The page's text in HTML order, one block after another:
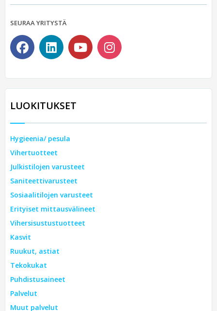
SEURAA YRITYSTÄ
LUOKITUKSET
Hygieenia/ pesula
Vihertuotteet
Julkistilojen varusteet
Saniteettivarusteet
Sosiaalitilojen varusteet
Erityiset mittausvälineet
Vihersisustustuotteet
Kasvit
Ruukut, astiat
Tekokukat
Puhdistusaineet
Palvelut
Muut palvelut